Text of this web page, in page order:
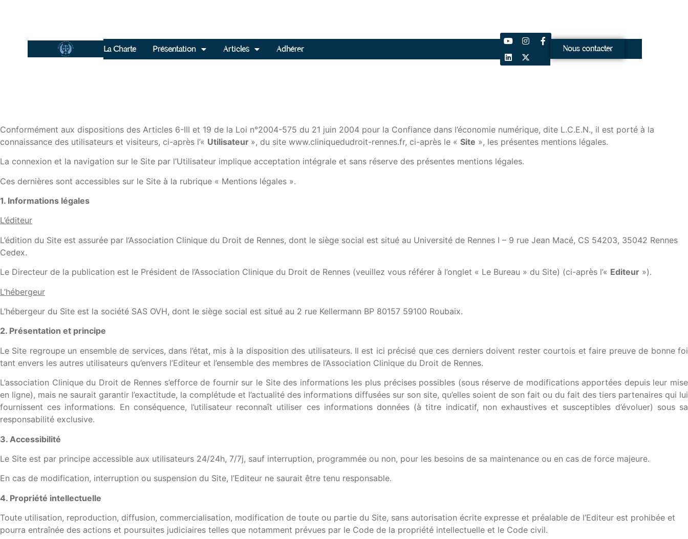
La Charte Présentation Articles Adhérer Nous contacter
Conformément aux dispositions des Articles 6-III et 19 de la Loi n°2004-575 du 21 juin 2004 pour la Confiance dans l’économie numérique, dite L.C.E.N., il est porté à la
connaissance des utilisateurs et visiteurs, ci-après l’« Utilisateur », du site www.cliniquedudroit-rennes.fr, ci-après le « Site », les présentes mentions légales.
La connexion et la navigation sur le Site par l’Utilisateur implique acceptation intégrale et sans réserve des présentes mentions légales.
Ces dernières sont accessibles sur le Site à la rubrique « Mentions légales ».
1. Informations légales
L’éditeur
L’édition du Site est assurée par l’Association Clinique du Droit de Rennes, dont le siège social est situé au Université de Rennes I – 9 rue Jean Macé, CS 54203, 35042 Rennes
Cedex.
Le Directeur de la publication est le Président de l’Association Clinique du Droit de Rennes (veuillez vous référer à l’onglet « Le Bureau » du Site) (ci-après l’« Editeur »).
L’hébergeur
L’hébergeur du Site est la société SAS OVH, dont le siège social est situé au 2 rue Kellermann BP 80157 59100 Roubaix.
2. Présentation et principe
Le Site regroupe un ensemble de services, dans l’état, mis à la disposition des utilisateurs. Il est ici précisé que ces derniers doivent rester courtois et faire preuve de bonne foi
tant envers les autres utilisateurs qu’envers l’Editeur et l’ensemble des membres de l’Association Clinique du Droit de Rennes.
L’association Clinique du Droit de Rennes s’efforce de fournir sur le Site des informations les plus précises possibles (sous réserve de modifications apportées depuis leur mise
en ligne), mais ne saurait garantir l’exactitude, la complétude et l’actualité des informations diffusées sur son site, qu’elles soient de son fait ou du fait des tiers partenaires qui lui
fournissent ces informations. En conséquence, l’utilisateur reconnaît utiliser ces informations données (à titre indicatif, non exhaustives et susceptibles d’évoluer) sous sa
responsabilité exclusive.
3. Accessibilité
Le Site est par principe accessible aux utilisateurs 24/24h, 7/7j, sauf interruption, programmée ou non, pour les besoins de sa maintenance ou en cas de force majeure.
En cas de modification, interruption ou suspension du Site, l’Editeur ne saurait être tenu responsable.
4. Propriété intellectuelle
Toute utilisation, reproduction, diffusion, commercialisation, modification de toute ou partie du Site, sans autorisation écrite expresse et préalable de l’Editeur est prohibée et
pourra entraînée des actions et poursuites judiciaires telles que notamment prévues par le Code de la propriété intellectuelle et le Code civil.